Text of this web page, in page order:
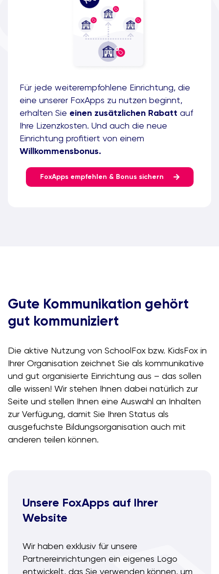
Für jede weiterempfohlene Einrichtung, die
eine unserer FoxApps zu nutzen beginnt,
erhalten Sie einen zusätzlichen Rabatt auf
Ihre Lizenzkosten. Und auch die neue
Einrichtung profitiert von einem
Willkommensbonus.
FoxApps empfehlen & Bonus sichern
Gute Kommunikation gehört
gut kommuniziert
Die aktive Nutzung von SchoolFox bzw. KidsFox in
Ihrer Organisation zeichnet Sie als kommunikative
und gut organisierte Einrichtung aus – das sollen
alle wissen! Wir stehen Ihnen dabei natürlich zur
Seite und stellen Ihnen eine Auswahl an Inhalten
zur Verfügung, damit Sie Ihren Status als
ausgefuchste Bildungsorganisation auch mit
anderen teilen können.
Unsere FoxApps auf Ihrer
Website
Wir haben exklusiv für unsere
Partnereinrichtungen ein eigenes Logo
entwickelt, das Sie verwenden können, um